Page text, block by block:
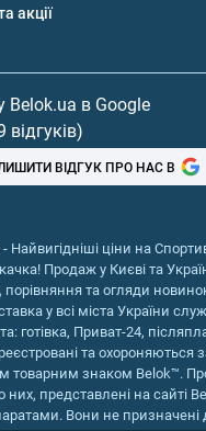
кислоти
акції
Belok.ua в Google
відгуків)
ВІДГУК ПРО НАС В
ціни на
Продаж у Києві та
порівняння та огляди
у всі міста України
готівка, Приват-24,
та
товарним знаком Belok™.
них, представлені на сайті
Вони не призначені